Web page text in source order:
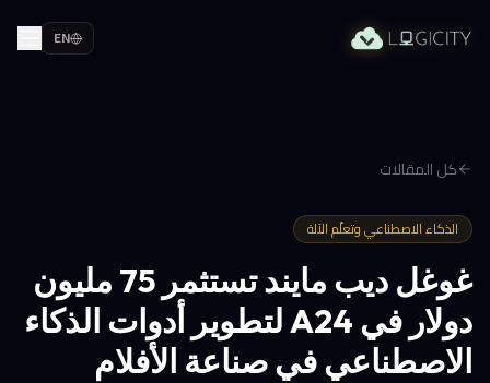
EN
كل المقالات
الذكاء الاصطناعي وتعلّم الآلة
غوغل ديب مايند تستثمر 75 مليون
دولار في A24 لتطوير أدوات الذكاء
الاصطناعي في صناعة الأفلام